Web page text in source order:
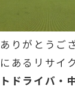
りがとうご
あるリサイ
ドライバ・